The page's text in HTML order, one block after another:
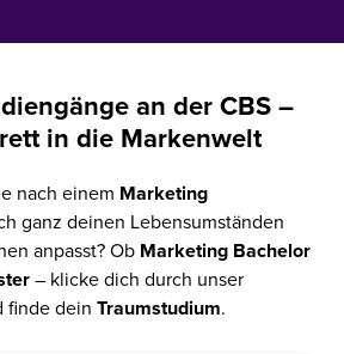
an der CBS –
in die Markenwelt
nach einem Marketing
ganz deinen Lebensumständen
anpasst? Ob Marketing Bachelor
– klicke dich durch unser
finde dein Traumstudium.